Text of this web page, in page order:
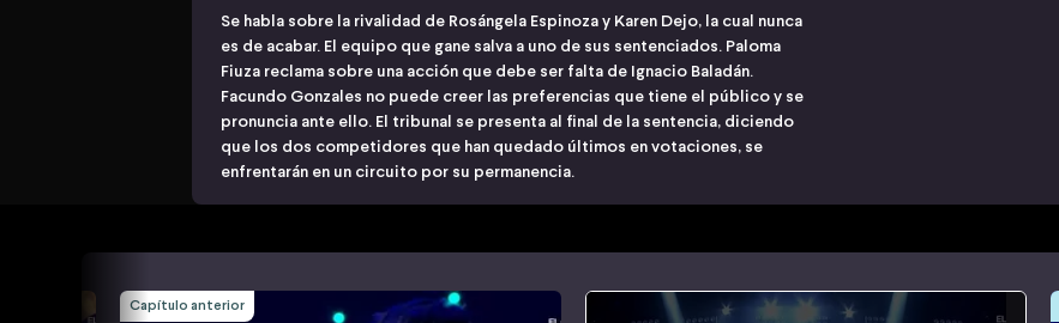
Se habla sobre la rivalidad de Rosángela Espinoza y Karen Dejo, la cual nunca
es de acabar. El equipo que gane salva a uno de sus sentenciados. Paloma
Fiuza reclama sobre una acción que debe ser falta de Ignacio Baladán.
Facundo Gonzales no puede creer las preferencias que tiene el público y se
pronuncia ante ello. El tribunal se presenta al final de la sentencia, diciendo
que los dos competidores que han quedado últimos en votaciones, se
enfrentarán en un circuito por su permanencia.
Capítulo anterior